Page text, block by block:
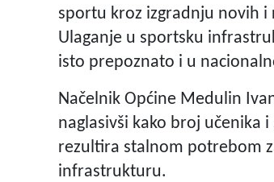
sportu kroz izgradnju novih
Ulaganje u sportsku
isto prepoznato i u
Načelnik Općine Medulin
naglasivši kako broj učenika
rezultira stalnom potrebom
infrastrukturu.